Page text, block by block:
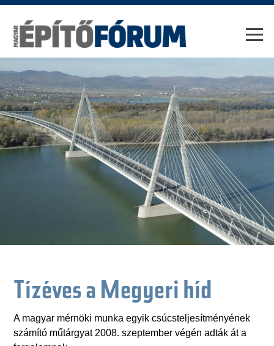
Tízéves a Megyeri híd
A magyar mérnöki munka egyik csúcsteljesítményének
számító műtárgyat 2008. szeptember végén adták át a